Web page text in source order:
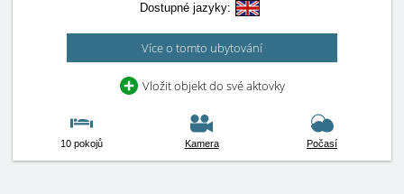
Dostupné jazyky:
Více o tomto ubytování
Vložit objekt do své aktovky
10 pokojů Kamera Počasí